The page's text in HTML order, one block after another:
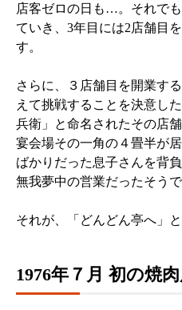
店客ゼロの日も…。それで
ていき、3年目には2店舗目
す。
さらに、３店舗目を開業す
えて挑戦することを決意し
兵衛」と命名されたその店
宴会場その一角の４畳半が
ばかりだった息子さんを背
無我夢中の営業だったそうで
それが、「どんどん亭へ」
1976年７月 初の焼